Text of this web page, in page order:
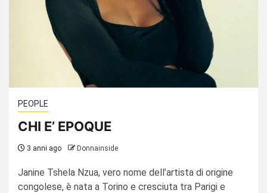
PEOPLE
CHI E’ EPOQUE
3 anni ago Donnainside
Janine Tshela Nzua, vero nome dell’artista di origine
congolese, è nata a Torino e cresciuta tra Parigi e